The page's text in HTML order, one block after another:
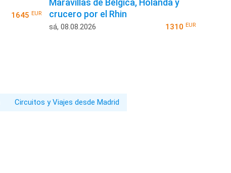
1645EUR
Maravillas de Bélgica, Holanda y
crucero por el Rhin
sá, 08.08.2026 1310 EUR
Circuitos y Viajes desde Madrid